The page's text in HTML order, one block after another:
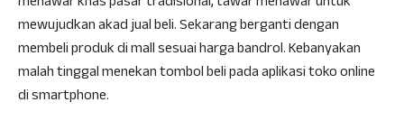
mewujudkan akad jual beli. Sekarang berganti dengan
membeli produk di mall sesuai harga bandrol. Kebanyakan
malah tinggal menekan tombol beli pada aplikasi toko online
di smartphone.